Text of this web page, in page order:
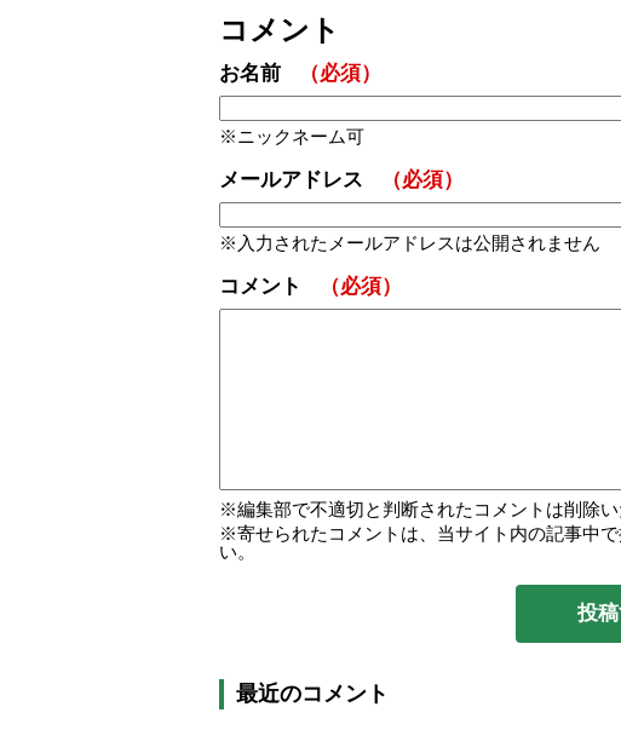
コメント
お名前 （必須）
ニックネーム可
メールアドレス （必須）
入力されたメールアドレスは公開されません
コメント （必須）
編集部で不適切と判断されたコメントは削除い
寄せられたコメントは、当サイト内の記事中
い。
最近のコメント